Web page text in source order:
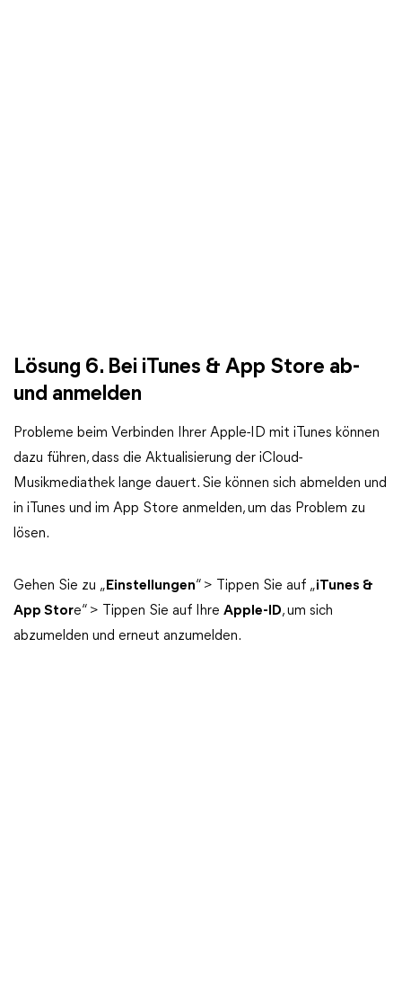
Lösung 6. Bei iTunes & App Store ab-
und anmelden
Probleme beim Verbinden Ihrer Apple-ID mit iTunes können
dazu führen, dass die Aktualisierung der iCloud-
Musikmediathek lange dauert. Sie können sich abmelden und
in iTunes und im App Store anmelden, um das Problem zu
lösen.
Gehen Sie zu „ Einstellungen“ > Tippen Sie auf „iTunes &
App Store“ > Tippen Sie auf Ihre Apple-ID, um sich
abzumelden und erneut anzumelden.